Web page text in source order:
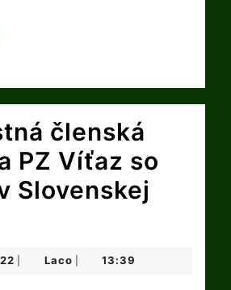
členská
PZ Víťaz so
Slovenskej
20.
LacoLaco 13:39